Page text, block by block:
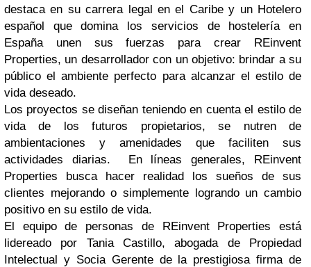
destaca en su carrera legal en el Caribe y un Hotelero
español que domina los servicios de hostelería en
España unen sus fuerzas para crear REinvent
Properties, un desarrollador con un objetivo: brindar a su
público el ambiente perfecto para alcanzar el estilo de
vida deseado.
Los proyectos se diseñan teniendo en cuenta el estilo de
vida de los futuros propietarios, se nutren de
ambientaciones y amenidades que faciliten sus
actividades diarias. En líneas generales, REinvent
Properties busca hacer realidad los sueños de sus
clientes mejorando o simplemente logrando un cambio
positivo en su estilo de vida.
El equipo de personas de REinvent Properties está
lidereado por Tania Castillo, abogada de Propiedad
Intelectual y Socia Gerente de la prestigiosa firma de